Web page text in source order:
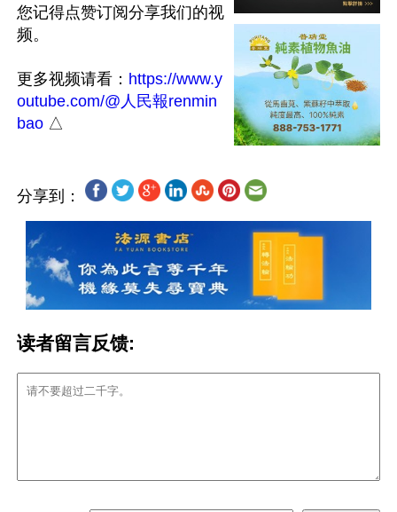
您记得点赞订阅分享我们的视
频。
更多视频请看： https://www.y
outube.com/@人民報renmin
bao
分享到：
读者留言反馈: